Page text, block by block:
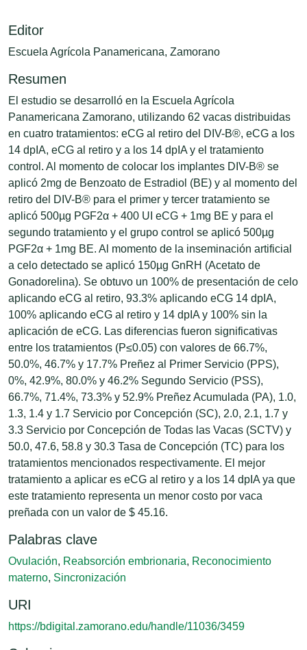
Editor
Escuela Agrícola Panamericana, Zamorano
Resumen
El estudio se desarrolló en la Escuela Agrícola
Panamericana Zamorano, utilizando 62 vacas distribuidas
en cuatro tratamientos: eCG al retiro del DIV-B®, eCG a los
14 dpIA, eCG al retiro y a los 14 dpIA y el tratamiento
control. Al momento de colocar los implantes DIV-B® se
aplicó 2mg de Benzoato de Estradiol (BE) y al momento del
retiro del DIV-B® para el primer y tercer tratamiento se
aplicó 500µg PGF2α + 400 UI eCG + 1mg BE y para el
segundo tratamiento y el grupo control se aplicó 500µg
PGF2α + 1mg BE. Al momento de la inseminación artificial
a celo detectado se aplicó 150µg GnRH (Acetato de
Gonadorelina). Se obtuvo un 100% de presentación de celo
aplicando eCG al retiro, 93.3% aplicando eCG 14 dpIA,
100% aplicando eCG al retiro y 14 dpIA y 100% sin la
aplicación de eCG. Las diferencias fueron significativas
entre los tratamientos (P≤0.05) con valores de 66.7%,
50.0%, 46.7% y 17.7% Preñez al Primer Servicio (PPS),
0%, 42.9%, 80.0% y 46.2% Segundo Servicio (PSS),
66.7%, 71.4%, 73.3% y 52.9% Preñez Acumulada (PA), 1.0,
1.3, 1.4 y 1.7 Servicio por Concepción (SC), 2.0, 2.1, 1.7 y
3.3 Servicio por Concepción de Todas las Vacas (SCTV) y
50.0, 47.6, 58.8 y 30.3 Tasa de Concepción (TC) para los
tratamientos mencionados respectivamente. El mejor
tratamiento a aplicar es eCG al retiro y a los 14 dpIA ya que
este tratamiento representa un menor costo por vaca
preñada con un valor de $ 45.16.
Palabras clave
Ovulación, Reabsorción embrionaria, Reconocimiento
materno, Sincronización
URI
https://bdigital.zamorano.edu/handle/11036/3459